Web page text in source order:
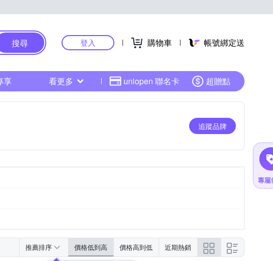
搜尋 登入 購物車 帳號綁定送
享 看更多 uniopen 聯名卡 超贈點
追蹤品牌
推薦排序 價格低到高 價格高到低 近期熱銷